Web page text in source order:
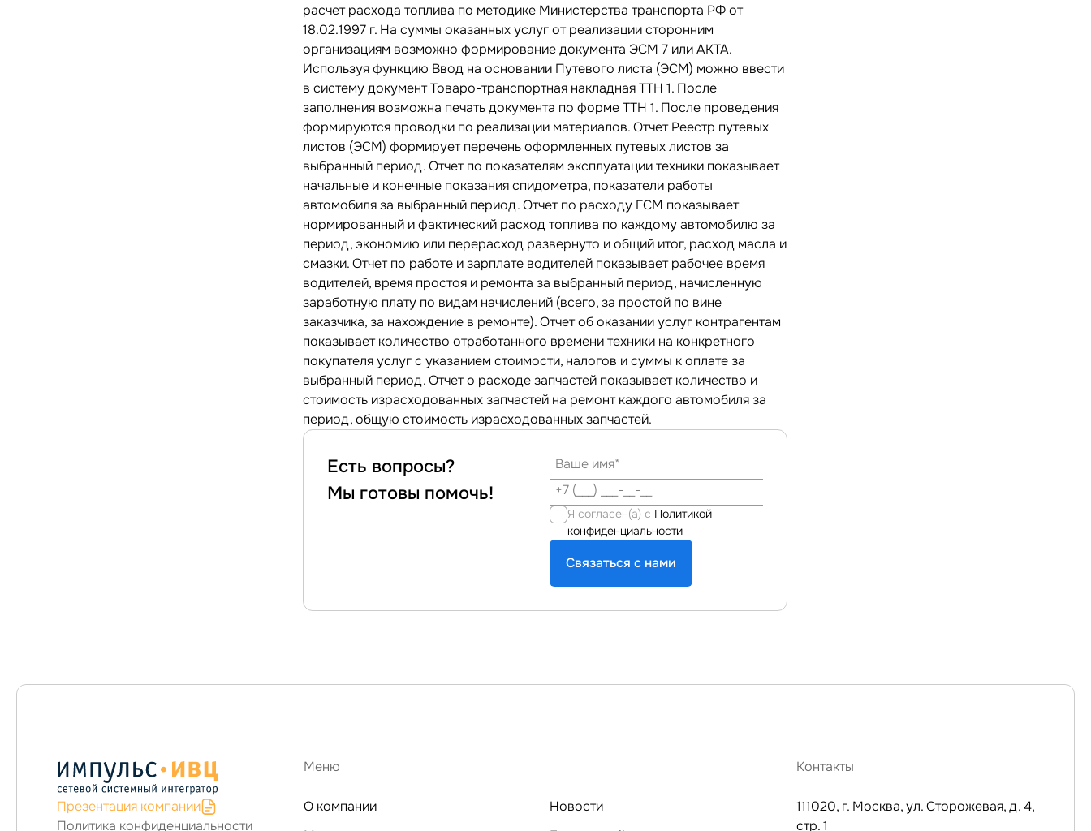
расчет расхода топлива по методике Министерства транспорта РФ от
18.02.1997 г. На суммы оказанных услуг от реализации сторонним
организациям возможно формирование документа ЭСМ 7 или АКТА.
Используя функцию Ввод на основании Путевого листа (ЭСМ) можно ввести
в систему документ Товаро-транспортная накладная ТТН 1. После
заполнения возможна печать документа по форме ТТН 1. После проведения
формируются проводки по реализации материалов. Отчет Реестр путевых
листов (ЭСМ) формирует перечень оформленных путевых листов за
выбранный период. Отчет по показателям эксплуатации техники показывает
начальные и конечные показания спидометра, показатели работы
автомобиля за выбранный период. Отчет по расходу ГСМ показывает
нормированный и фактический расход топлива по каждому автомобилю за
период, экономию или перерасход развернуто и общий итог, расход масла и
смазки. Отчет по работе и зарплате водителей показывает рабочее время
водителей, время простоя и ремонта за выбранный период, начисленную
заработную плату по видам начислений (всего, за простой по вине
заказчика, за нахождение в ремонте). Отчет об оказании услуг контрагентам
показывает количество отработанного времени техники на конкретного
покупателя услуг с указанием стоимости, налогов и суммы к оплате за
выбранный период. Отчет о расходе запчастей показывает количество и
стоимость израсходованных запчастей на ремонт каждого автомобиля за
период, общую стоимость израсходованных запчастей.
Есть вопросы?
Мы готовы помочь!
Я согласен(а) с Политикой
конфиденциальности
Связаться с нами
Презентация компании
Политика конфиденциальности
Меню
О компании
Новости
Контакты
111020, г. Москва, ул. Сторожевая, д. 4,
стр. 1